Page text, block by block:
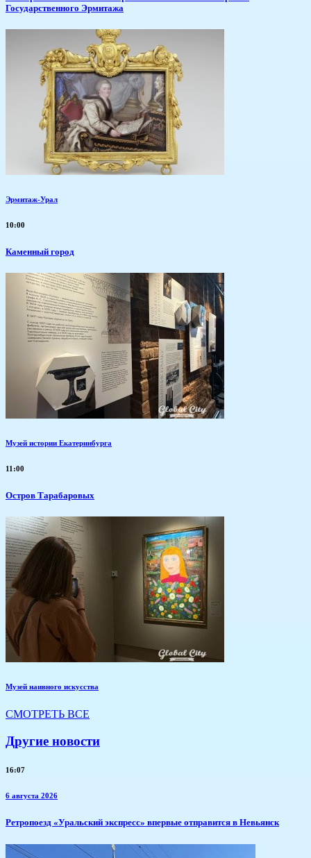
Государственного Эрмитажа
Эрмитаж-Урал
10:00
Каменный город
Музей истории Екатеринбурга
11:00
Остров Тарабаровых
Музей наивного искусства
СМОТРЕТЬ ВСЕ
Другие новости
16:07
6 августа 2026
​Ретропоезд «Уральский экспресс» впервые отправится в Невьянск